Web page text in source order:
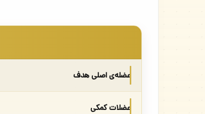
عضله‌ی اصلی هدف
عضلات کمکی